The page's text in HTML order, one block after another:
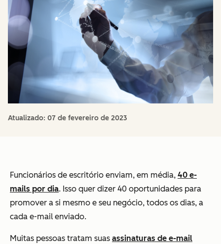
Atualizado: 07 de fevereiro de 2023
Funcionários de escritório enviam, em média, 40 e-
mails por dia. Isso quer dizer 40 oportunidades para
promover a si mesmo e seu negócio, todos os dias, a
cada e-mail enviado.
Muitas pessoas tratam suas assinaturas de e-mail